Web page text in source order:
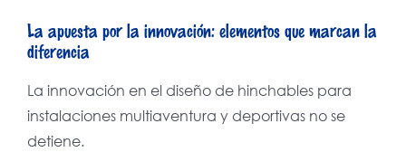
La apuesta por la innovación: elementos que marcan la
diferencia
La innovación en el diseño de hinchables para
instalaciones multiaventura y deportivas no se
detiene.